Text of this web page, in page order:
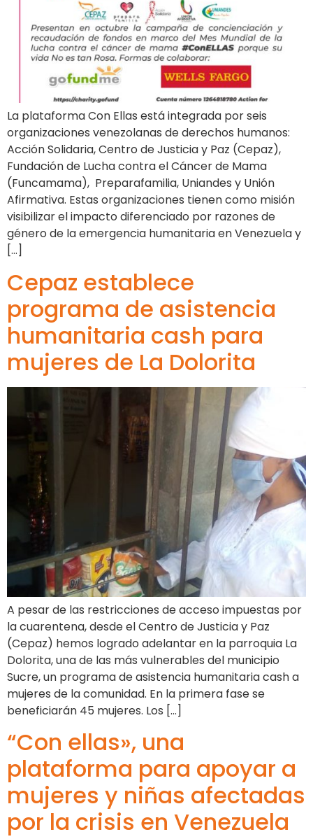
La plataforma Con Ellas está integrada por seis
organizaciones venezolanas de derechos humanos:
Acción Solidaria, Centro de Justicia y Paz (Cepaz),
Fundación de Lucha contra el Cáncer de Mama
(Funcamama), Preparafamilia, Uniandes y Unión
Afirmativa. Estas organizaciones tienen como misión
visibilizar el impacto diferenciado por razones de
género de la emergencia humanitaria en Venezuela y
[…]
Cepaz establece
programa de asistencia
humanitaria cash para
mujeres de La Dolorita
A pesar de las restricciones de acceso impuestas por
la cuarentena, desde el Centro de Justicia y Paz
(Cepaz) hemos logrado adelantar en la parroquia La
Dolorita, una de las más vulnerables del municipio
Sucre, un programa de asistencia humanitaria cash a
mujeres de la comunidad. En la primera fase se
beneficiarán 45 mujeres. Los […]
“Con ellas», una
plataforma para apoyar a
mujeres y niñas afectadas
por la crisis en Venezuela